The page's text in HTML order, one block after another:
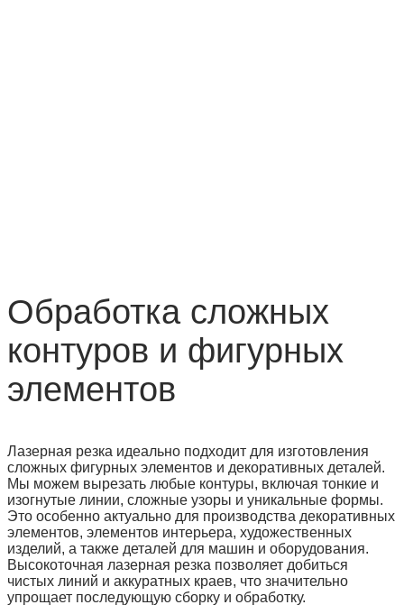
Обработка сложных
контуров и фигурных
элементов
Лазерная резка идеально подходит для изготовления
сложных фигурных элементов и декоративных деталей.
Мы можем вырезать любые контуры, включая тонкие и
изогнутые линии, сложные узоры и уникальные формы.
Это особенно актуально для производства декоративных
элементов, элементов интерьера, художественных
изделий, а также деталей для машин и оборудования.
Высокоточная лазерная резка позволяет добиться
чистых линий и аккуратных краев, что значительно
упрощает последующую сборку и обработку.